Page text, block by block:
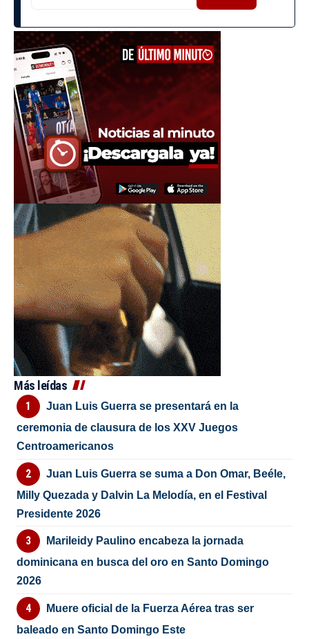
Más leídas
Juan Luis Guerra se presentará en la
ceremonia de clausura de los XXV Juegos
Centroamericanos
Juan Luis Guerra se suma a Don Omar, Beéle,
Milly Quezada y Dalvin La Melodía, en el Festival
Presidente 2026
Marileidy Paulino encabeza la jornada
dominicana en busca del oro en Santo Domingo
2026
Muere oficial de la Fuerza Aérea tras ser
baleado en Santo Domingo Este